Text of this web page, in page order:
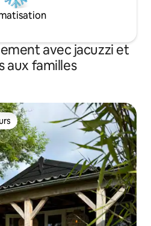
avec jacuzzi et
aux familles
les plus appréciés